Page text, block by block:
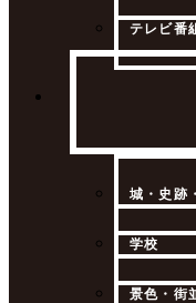
テレビ番
城・史跡
学校
景色・街